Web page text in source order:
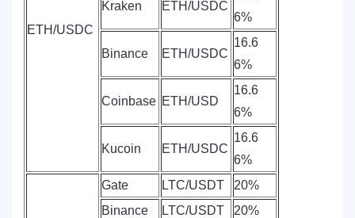
ETH/USDC
Kraken ETH/USDC
6%
Binance ETH/USDC
16.6
6%
Coinbase ETH/USD
16.6
6%
Kucoin ETH/USDC
16.6
6%
Gate LTC/USDT
20%
Binance
LTC/USDT
20%